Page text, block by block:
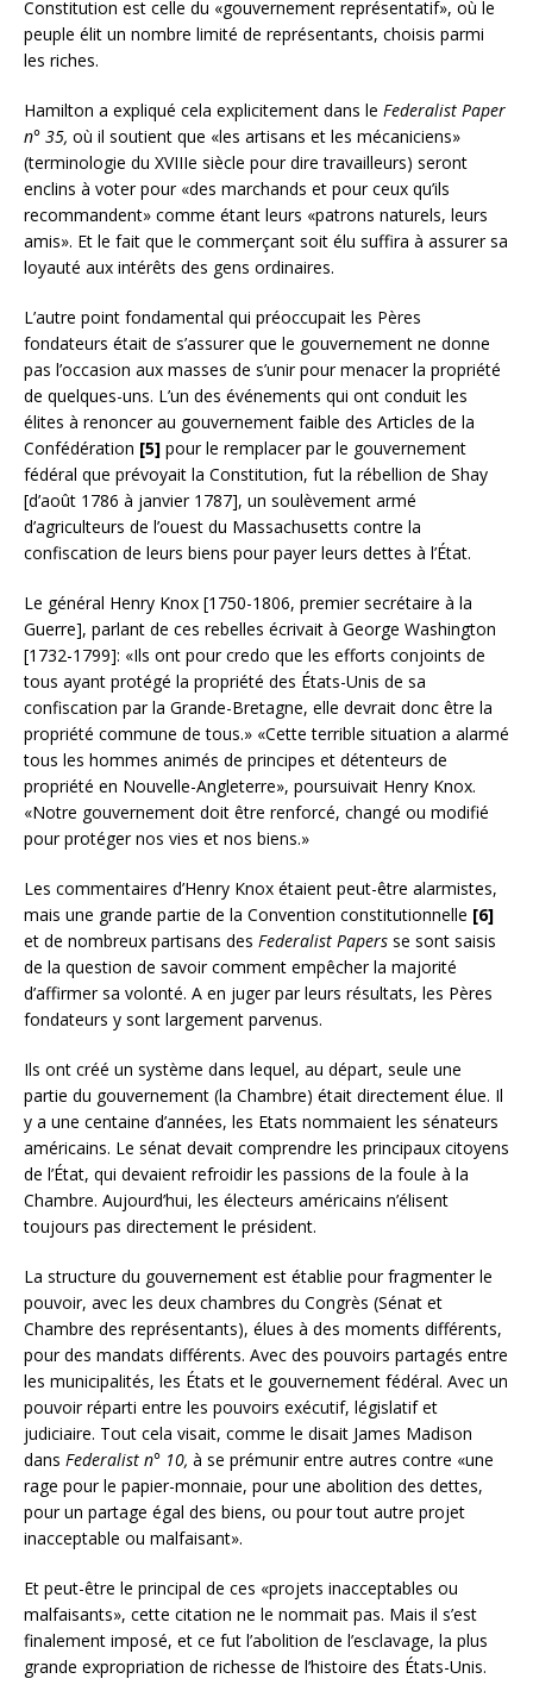
Constitution est celle du «gouvernement représentatif», où le
peuple élit un nombre limité de représentants, choisis parmi
les riches.
Hamilton a expliqué cela explicitement dans le Federalist Paper
n° 35, où il soutient que «les artisans et les mécaniciens»
(terminologie du XVIIIe siècle pour dire travailleurs) seront
enclins à voter pour «des marchands et pour ceux qu’ils
recommandent» comme étant leurs «patrons naturels, leurs
amis». Et le fait que le commerçant soit élu suffira à assurer sa
loyauté aux intérêts des gens ordinaires.
L’autre point fondamental qui préoccupait les Pères
fondateurs était de s’assurer que le gouvernement ne donne
pas l’occasion aux masses de s’unir pour menacer la propriété
de quelques-uns. L’un des événements qui ont conduit les
élites à renoncer au gouvernement faible des Articles de la
Confédération [5] pour le remplacer par le gouvernement
fédéral que prévoyait la Constitution, fut la rébellion de Shay
[d’août 1786 à janvier 1787], un soulèvement armé
d’agriculteurs de l’ouest du Massachusetts contre la
confiscation de leurs biens pour payer leurs dettes à l’État.
Le général Henry Knox [1750-1806, premier secrétaire à la
Guerre], parlant de ces rebelles écrivait à George Washington
[1732-1799]: «Ils ont pour credo que les efforts conjoints de
tous ayant protégé la propriété des États-Unis de sa
confiscation par la Grande-Bretagne, elle devrait donc être la
propriété commune de tous.» «Cette terrible situation a alarmé
tous les hommes animés de principes et détenteurs de
propriété en Nouvelle-Angleterre», poursuivait Henry Knox.
«Notre gouvernement doit être renforcé, changé ou modifié
pour protéger nos vies et nos biens.»
Les commentaires d’Henry Knox étaient peut-être alarmistes,
mais une grande partie de la Convention constitutionnelle [6]
et de nombreux partisans des Federalist Papers se sont saisis
de la question de savoir comment empêcher la majorité
d’affirmer sa volonté. A en juger par leurs résultats, les Pères
fondateurs y sont largement parvenus.
Ils ont créé un système dans lequel, au départ, seule une
partie du gouvernement (la Chambre) était directement élue. Il
y a une centaine d’années, les Etats nommaient les sénateurs
américains. Le sénat devait comprendre les principaux citoyens
de l’État, qui devaient refroidir les passions de la foule à la
Chambre. Aujourd’hui, les électeurs américains n’élisent
toujours pas directement le président.
La structure du gouvernement est établie pour fragmenter le
pouvoir, avec les deux chambres du Congrès (Sénat et
Chambre des représentants), élues à des moments différents,
pour des mandats différents. Avec des pouvoirs partagés entre
les municipalités, les États et le gouvernement fédéral. Avec un
pouvoir réparti entre les pouvoirs exécutif, législatif et
judiciaire. Tout cela visait, comme le disait James Madison
dans Federalist n° 10, à se prémunir entre autres contre «une
rage pour le papier-monnaie, pour une abolition des dettes,
pour un partage égal des biens, ou pour tout autre projet
inacceptable ou malfaisant».
Et peut-être le principal de ces «projets inacceptables ou
malfaisants», cette citation ne le nommait pas. Mais il s’est
finalement imposé, et ce fut l’abolition de l’esclavage, la plus
grande expropriation de richesse de l’histoire des États-Unis.